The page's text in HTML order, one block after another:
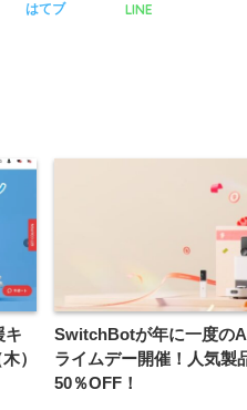
はてブ LINE
キ
）
SwitchBotが年に一度の
ライムデー開催！人気製
50％OFF！